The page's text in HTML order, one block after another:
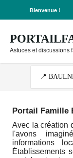
Bienvenue !
Astuces et discussions
Portail Famille
Avec la création
l'avons
informations
Établissements